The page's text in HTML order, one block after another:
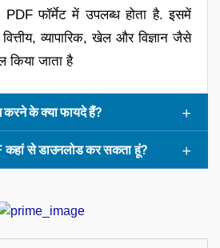
फॉर्मेट में उपलब्ध होता है. इसमें
वित्तीय, व्यापारिक, खेल और विज्ञान जैसे
किया जाता है
करने के क्या फायदे हैं?
कहां से डाउनलोड कर सकता हूं?